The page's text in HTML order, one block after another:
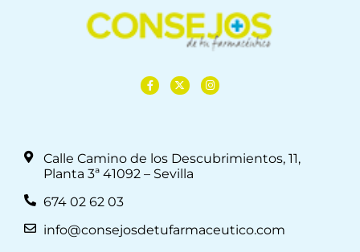
Calle Camino de los Descubrimientos, 11,
Planta 3ª 41092 – Sevilla
674 02 62 03
info@consejosdetufarmaceutico.com